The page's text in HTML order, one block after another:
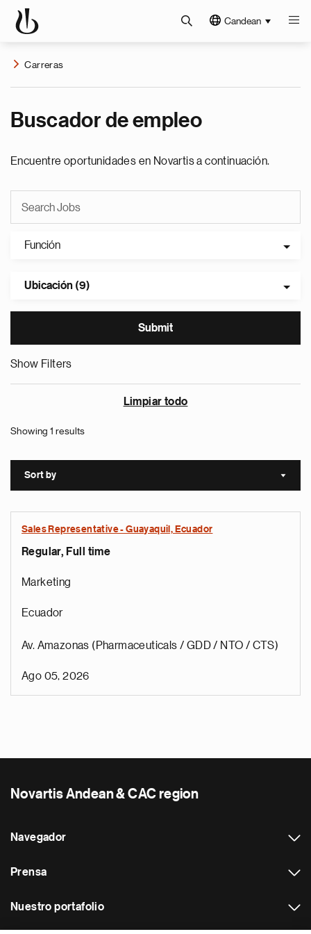
Candean
Carreras
Buscador de empleo
Encuentre oportunidades en Novartis a continuación.
Función
Ubicación (9)
Show Filters
Limpiar todo
Showing 1 results
Sort by Sort
Sales Representative - Guayaquil, Ecuador
Regular, Full time
Marketing
Ecuador
Av. Amazonas (Pharmaceuticals / GDD / NTO / CTS)
Ago 05, 2026
Novartis Andean & CAC region
Navegador
Prensa
Nuestro portafolio